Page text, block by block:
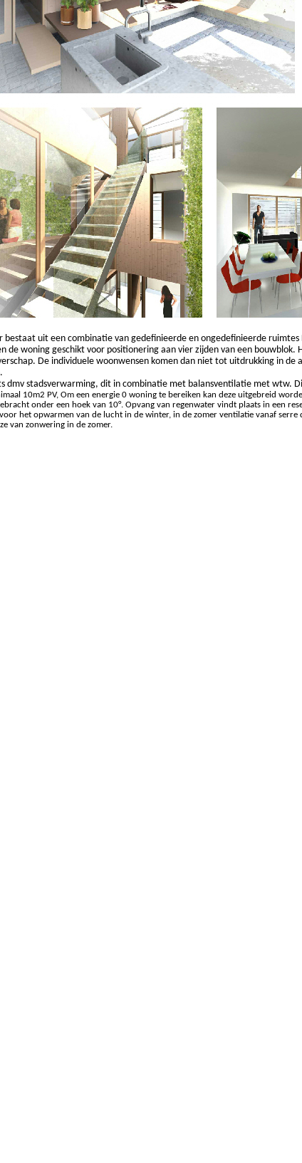
bestaat uit een combinatie van gedefinieerde en ongedefinieerde
de woning geschikt voor positionering aan vier zijden van een
De individuele woonwensen komen dan niet tot uitdrukking in
dmv stadsverwarming, dit in combinatie met balansventilatie met wtw.
10m2 PV, Om een energie 0 woning te bereiken kan deze uitgebreid
onder een hoek van 10°. Opvang van regenwater vindt plaats in een
het opwarmen van de lucht in de winter, in de zomer ventilatie vanaf
van zonwering in de zomer.